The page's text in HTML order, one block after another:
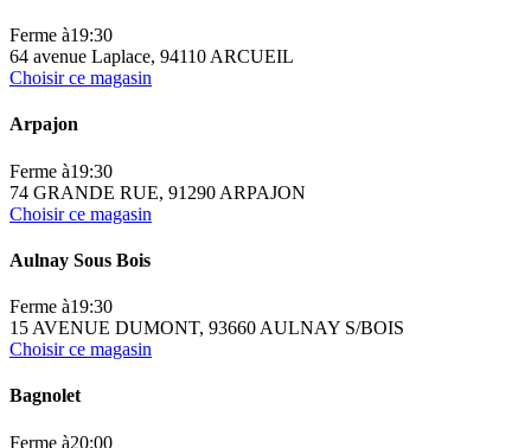
Ferme à19:30
64 avenue Laplace, 94110 ARCUEIL
Choisir ce magasin
Arpajon
Ferme à19:30
74 GRANDE RUE, 91290 ARPAJON
Choisir ce magasin
Aulnay Sous Bois
Ferme à19:30
15 AVENUE DUMONT, 93660 AULNAY S/BOIS
Choisir ce magasin
Bagnolet
Ferme à20:00